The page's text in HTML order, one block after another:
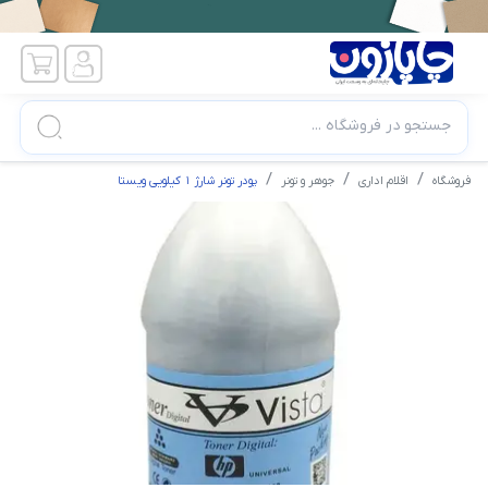
جستجو در فروشگاه ...
فروشگاه اقلام اداری جوهر و تونر پودر تونر شارژ 1 کیلویی ویستا